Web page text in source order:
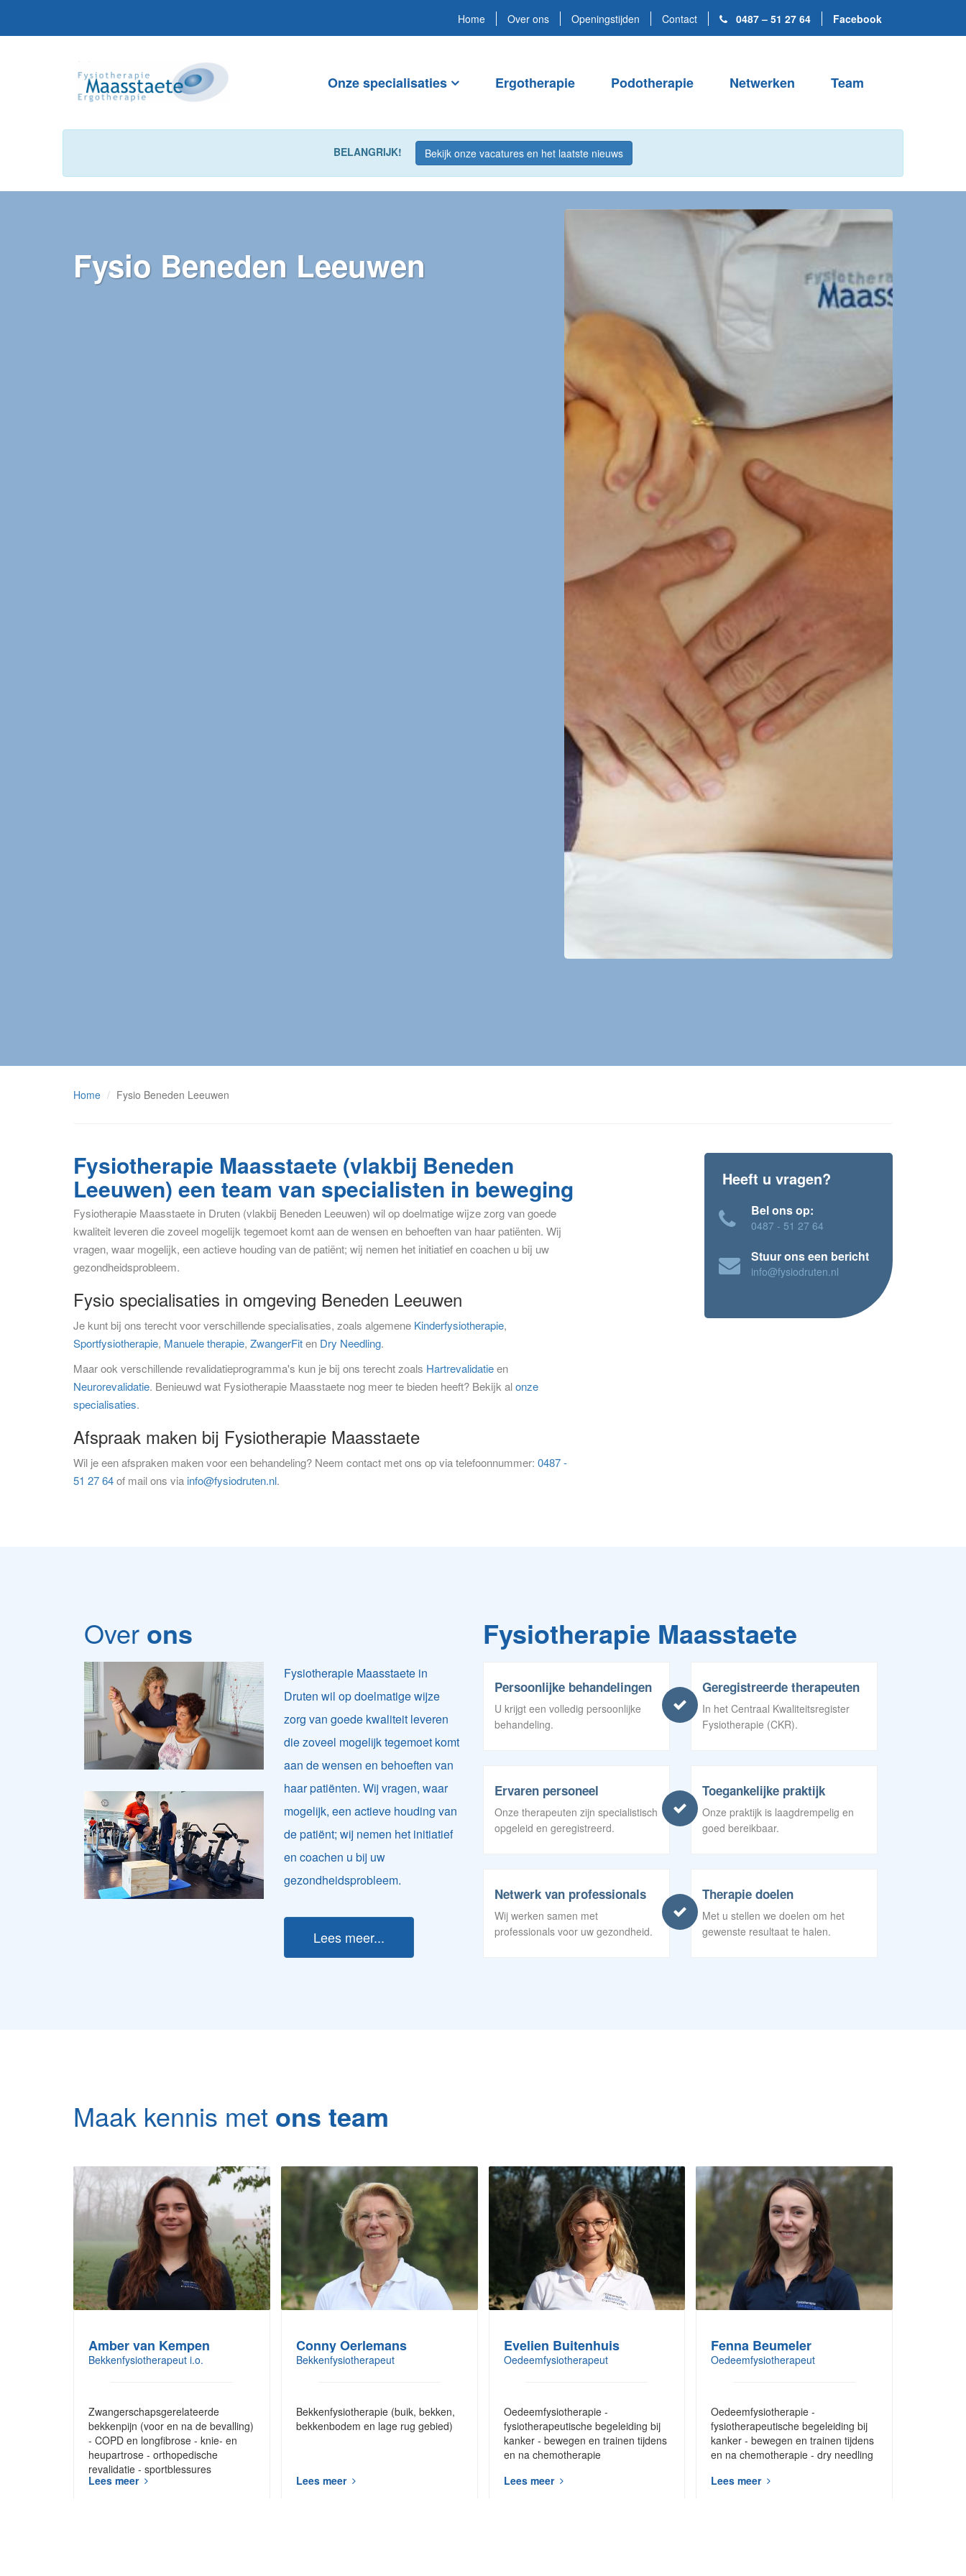
Home Over ons Openingstijden Contact 0487 – 51 27 64 Facebook
Onze specialisaties Ergotherapie Podotherapie Netwerken Team
BELANGRIJK! Bekijk onze vacatures en het laatste nieuws
Fysio Beneden Leeuwen
Home Fysio Beneden Leeuwen
Fysiotherapie Maasstaete (vlakbij Beneden
Leeuwen) een team van specialisten in beweging
Fysiotherapie Maasstaete in Druten (vlakbij Beneden Leeuwen) wil op doelmatige wijze zorg van goede
kwaliteit leveren die zoveel mogelijk tegemoet komt aan de wensen en behoeften van haar patiënten. Wij
vragen, waar mogelijk, een actieve houding van de patiënt; wij nemen het initiatief en coachen u bij uw
gezondheidsprobleem.
Fysio specialisaties in omgeving Beneden Leeuwen
Je kunt bij ons terecht voor verschillende specialisaties, zoals algemene Kinderfysiotherapie,
Sportfysiotherapie, Manuele therapie, ZwangerFiten Dry Needling.
Maar ook verschillende revalidatieprogramma's kun je bij ons terecht zoals Hartrevalidatieen
Neurorevalidatie. Benieuwd wat Fysiotherapie Maasstaete nog meer te bieden heeft? Bekijk alonze
specialisaties.
Afspraak maken bij Fysiotherapie Maasstaete
Wil je een afspraken maken voor een behandeling? Neem contact met ons op via telefoonnummer: 0487 -
51 27 64of mail ons via info@fysiodruten.nl.
Heeft u vragen?
Bel ons op:
0487 - 51 27 64
Stuur ons een bericht
info@fysiodruten.nl
Over ons
Fysiotherapie Maasstaete in
Druten wil op doelmatige wijze
zorg van goede kwaliteit leveren
die zoveel mogelijk tegemoet komt
aan de wensen en behoeften van
haar patiënten. Wij vragen, waar
mogelijk, een actieve houding van
de patiënt; wij nemen het initiatief
en coachen u bij uw
gezondheidsprobleem.
Lees meer...
Fysiotherapie Maasstaete
Persoonlijke behandelingen
U krijgt een volledig persoonlijke
behandeling.
Geregistreerde therapeuten
In het Centraal Kwaliteitsregister
Fysiotherapie (CKR).
Ervaren personeel
Onze therapeuten zijn specialistisch
opgeleid en geregistreerd.
Toegankelijke praktijk
Onze praktijk is laagdrempelig en
goed bereikbaar.
Netwerk van professionals
Wij werken samen met
professionals voor uw gezondheid.
Therapie doelen
Met u stellen we doelen om het
gewenste resultaat te halen.
Maak kennis met ons team
Amber van Kempen
Bekkenfysiotherapeut i.o.
Zwangerschapsgerelateerde
bekkenpijn (voor en na de bevalling)
- COPD en longfibrose - knie- en
heupartrose - orthopedische
revalidatie - sportblessures
Lees meer
Conny Oerlemans
Bekkenfysiotherapeut
Bekkenfysiotherapie (buik, bekken,
bekkenbodem en lage rug gebied)
Lees meer
Evelien Buitenhuis
Oedeemfysiotherapeut
Oedeemfysiotherapie -
fysiotherapeutische begeleiding bij
kanker - bewegen en trainen tijdens
en na chemotherapie​
Lees meer
Fenna Beumeler
Oedeemfysiotherapeut
Oedeemfysiotherapie -
fysiotherapeutische begeleiding bij
kanker - bewegen en trainen tijdens
en na chemotherapie - dry needling
Lees meer